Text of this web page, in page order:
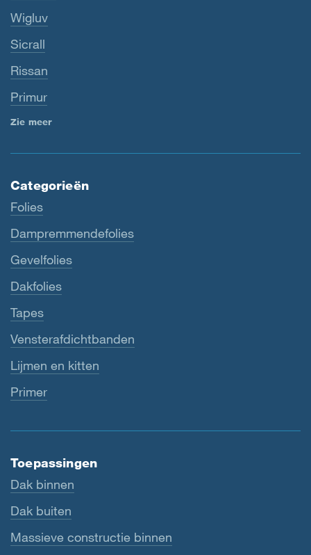
Wigluv
Sicrall
Rissan
Primur
Zie meer
Categorieën
Folies
Dampremmendefolies
Gevelfolies
Dakfolies
Tapes
Vensterafdichtbanden
Lijmen en kitten
Primer
Toepassingen
Dak binnen
Dak buiten
Massieve constructie binnen